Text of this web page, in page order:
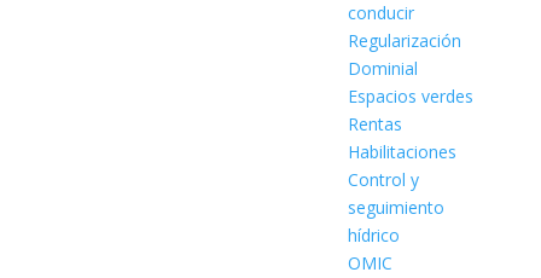
conducir
Regularización
Dominial
Espacios verdes
Rentas
Habilitaciones
Control y
seguimiento
hídrico
OMIC